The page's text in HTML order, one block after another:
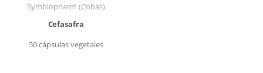
Symbiopharm (Cobas)
Cefasafra
50 cápsulas vegetales